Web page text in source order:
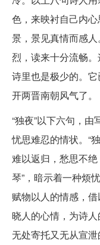
色，来映衬自己内
景，景见真情而感
烈，读来十分流畅
诗里也是极少的。
开两晋南朝风气了。
“独夜”以下六句，
忧思难忍的情状。“
难以返归，愁思不绝
琴”，暗示着一种烦
赋物以人的情感，
晓人的心情，为诗人
无处寄托又无从宣